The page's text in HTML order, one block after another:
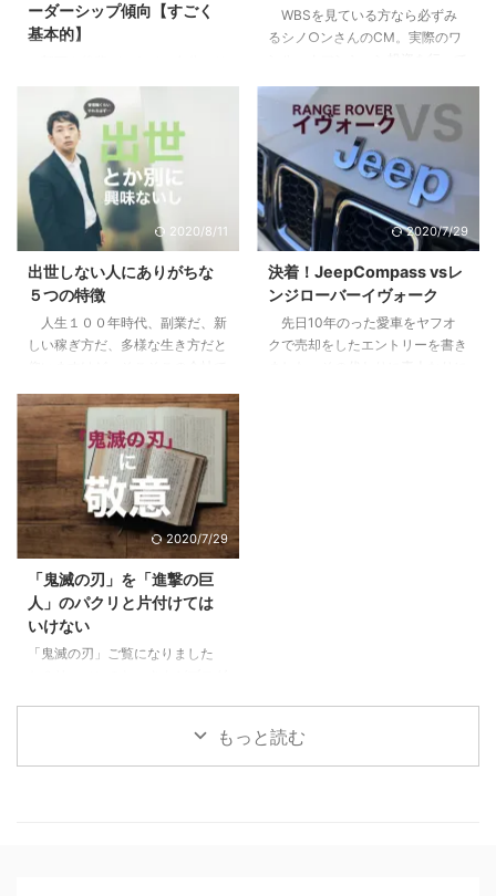
ーダーシップ傾向【すごく
基本的】
ーダーシップはあるのか疑問に思
ったり、不安になったはしていま
せんか？自分はイケてるリーダー
なのか？違うのか？気になってし
まったり。 まずはあなたの行動
特性から現在の特徴を見て見まし
ょう。 目次1 PM理論でわかるあ
なたのリーダーシップ【まずはこ
れだけは知っておこう】2 pM型
のあなたは、自己マン注意報3
Pm型のあなたは、無理にPM目指
さなくていいかも4 pm型のあな
た、大丈夫。これから楽しめる5
ーとしての次の次元へ6 ご自分の
PM型を診断して ...
WBSを見ている方なら必ずみ
るシノ○ンさんのCM。実際のワ
が多少なりとも参考になればと思
います。 目次1 先日売り先が見つ
かり200万くらい儲かった2 「時
間を資産に変える投資」という妙
味3 僕が10年持って手放した３つ
の理由3.1 全ては自分には返って
こないリターン3.2 節税効果とい
くないが、減らすことができにく
い4 やってよかったと思う２つの
こと4.1 税制や資産運用の勉強に
なる。自分で持つのは全然違う。
2020/8/11
出世しない人にありがちな
５つの特徴
人生１００年時代、副業だ、新
しい稼ぎ方だ、多様な生き方だと
少は出世をしていきたいじゃない
かと思っている方に、少しでも参
考になればと思います。 目次1
下記に当てはまる場合は出世から
遠ざかっている1.1 他の社員より
研修を受けていない＝あなたの期
待値が下がっている1.2 仕事の内
ずっとそれをやっていてくれ1.3
気にかけてくれる上役、上司がい
ない＝上がるエンジンがない2 そ
んな自分がこんな傾向に陥ってい
2020/7/29
決着！JeepCompass vsレ
ンジローバーイヴォーク
先日10年のった愛車をヤフオ
クで売却をしたエントリーを書き
2020/7/29
「鬼滅の刃」を「進撃の巨
人」のパクリと片付けては
いけない
「鬼滅の刃」ご覧になりました
はそんなことない、作者にとても
敬意を表したく。稚拙ながら僕な
もっと読む